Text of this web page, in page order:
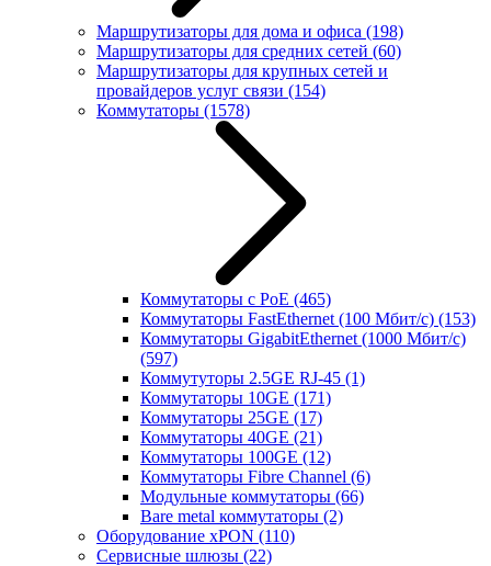
Маршрутизаторы для дома и офиса (198)
Маршрутизаторы для средних сетей (60)
Маршрутизаторы для крупных сетей и
провайдеров услуг связи (154)
Коммутаторы (1578)
Коммутаторы с PoE (465)
Коммутаторы FastEthernet (100 Мбит/с) (153)
Коммутаторы GigabitEthernet (1000 Мбит/с)
(597)
Коммутуторы 2.5GE RJ-45 (1)
Коммутаторы 10GE (171)
Коммутаторы 25GE (17)
Коммутаторы 40GE (21)
Коммутаторы 100GE (12)
Коммутаторы Fibre Channel (6)
Модульные коммутаторы (66)
Bare metal коммутаторы (2)
Оборудование xPON (110)
Сервисные шлюзы (22)